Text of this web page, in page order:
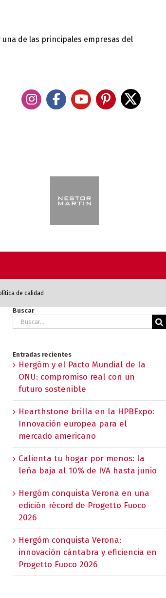
de las principales empresas del
de calidad
Buscar
Buscar:
Entradas recientes
Hergóm y el Pacto Mundial de la
ONU: compromiso real con un
futuro sostenible
Hearthstone brilla en la HPBExpo:
Innovación europea para el
mercado americano
Calienta tu hogar por menos: la
leña baja al 10% de IVA hasta junio
Hergóm conquista Verona en una
edición récord de Progetto Fuoco
2026
Hergóm conquista Verona:
innovación cántabra y eficiencia en
Progetto Fuoco 2026